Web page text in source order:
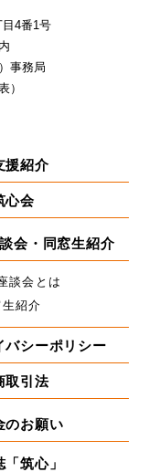
4番1号
事務局
）
援紹介
心会
会・同窓生紹介
談会とは
紹介
バシーポリシー
取引法
のお願い
筑心」